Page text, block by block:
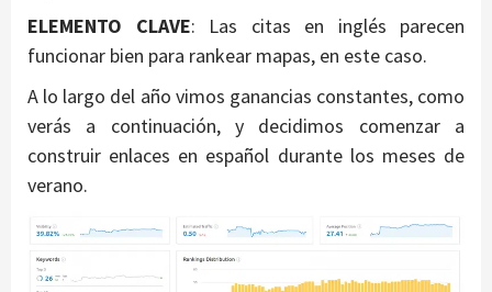
ELEMENTO CLAVE: Las citas en inglés parecen
funcionar bien para rankear mapas, en este caso.
A lo largo del año vimos ganancias constantes, como
verás a continuación, y decidimos comenzar a
construir enlaces en español durante los meses de
verano.